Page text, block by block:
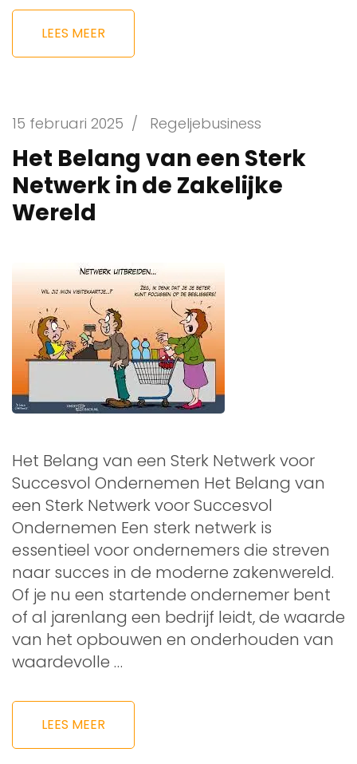
LEES MEER
15 februari 2025 / Regeljebusiness
Het Belang van een Sterk
Netwerk in de Zakelijke
Wereld
Het Belang van een Sterk Netwerk voor
Succesvol Ondernemen Het Belang van
een Sterk Netwerk voor Succesvol
Ondernemen Een sterk netwerk is
essentieel voor ondernemers die streven
naar succes in de moderne zakenwereld.
Of je nu een startende ondernemer bent
of al jarenlang een bedrijf leidt, de waarde
van het opbouwen en onderhouden van
waardevolle …
LEES MEER